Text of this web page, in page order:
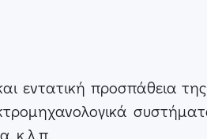
εντατική προσπάθεια
κ.λ.π.